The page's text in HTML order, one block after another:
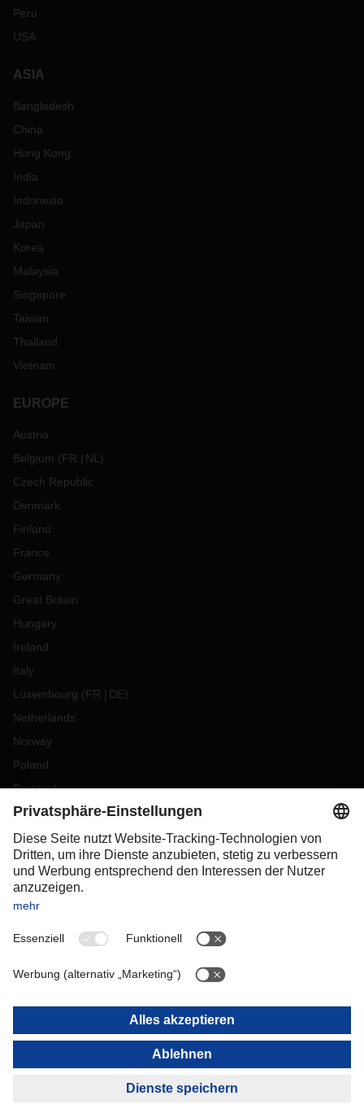
Peru
USA
ASIA
Bangladesh
China
Hong Kong
India
Indonesia
Japan
Korea
Malaysia
Singapore
Taiwan
Thailand
Vietnam
EUROPE
Austria
Belgium (FR NL )
Czech Republic
Denmark
Finland
France
Germany
Great Britain
Hungary
Ireland
Italy
Luxembourg (FR DE)
Netherlands
Norway
Poland
Portugal
Romania
Slovakia
Spain
Sweden
Switzerland
OCEANIA